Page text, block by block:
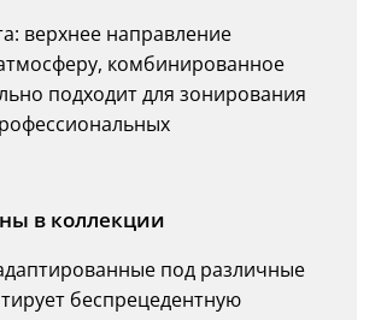
верхнее направление
комбинированное
подходит для зонирования
в коллекции
под различные
беспрецедентную